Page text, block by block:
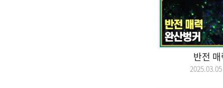
반전